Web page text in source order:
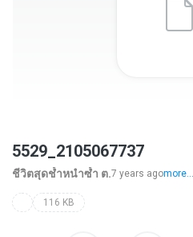
5529_2105067737
ชีวิตสุดช้ำหนำซ้ำ ต.7 years agomore...
116 KB